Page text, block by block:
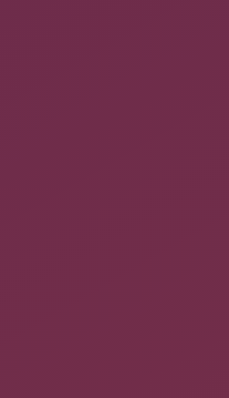
MySQL (
par
ces
utilisé, et
MySQL et PHP)